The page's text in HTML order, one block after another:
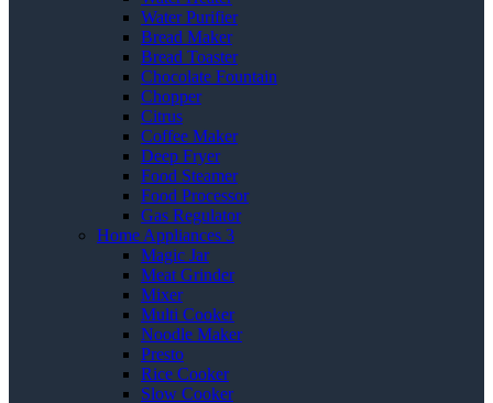
Water Purifier
Bread Maker
Bread Toaster
Chocolate Fountain
Chopper
Citrus
Coffee Maker
Deep Fryer
Food Steamer
Food Processor
Gas Regulator
Home Appliances 3
Magic Jar
Meat Grinder
Mixer
Multi Cooker
Noodle Maker
Presto
Rice Cooker
Slow Cooker